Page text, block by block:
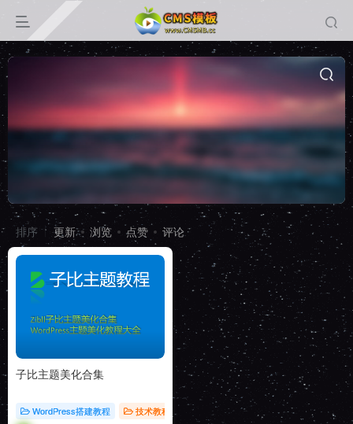
排序 更新 浏览 点赞 评论
子比主题美化合集
WordPress搭建教程 技术教程